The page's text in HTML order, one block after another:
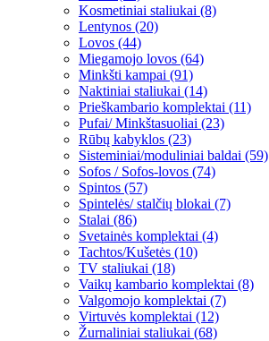
Kosmetiniai staliukai (8)
Lentynos (20)
Lovos (44)
Miegamojo lovos (64)
Minkšti kampai (91)
Naktiniai staliukai (14)
Prieškambario komplektai (11)
Pufai/ Minkštasuoliai (23)
Rūbų kabyklos (23)
Sisteminiai/moduliniai baldai (59)
Sofos / Sofos-lovos (74)
Spintos (57)
Spintelės/ stalčių blokai (7)
Stalai (86)
Svetainės komplektai (4)
Tachtos/Kušetės (10)
TV staliukai (18)
Vaikų kambario komplektai (8)
Valgomojo komplektai (7)
Virtuvės komplektai (12)
Žurnaliniai staliukai (68)